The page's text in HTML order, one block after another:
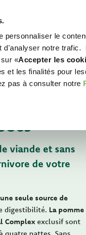
personnaliser le
d'analyser notre
«Accepter les
et les finalités pour
pas à consulter notre
WORLD OF
viande et sans
de votre
seule source de
digestibilité. La pomme
Complex exclusif sont